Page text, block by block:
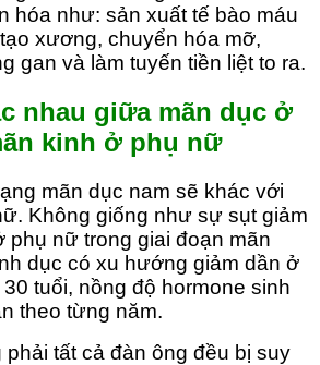
hóa như: sản xuất tế bào máu
xương, chuyển hóa mỡ,
gan và làm tuyến tiền liệt to ra.
nhau giữa mãn dục ở
kinh ở phụ nữ
mãn dục nam sẽ khác với
Không giống như sự sụt giảm
phụ nữ trong giai đoạn mãn
dục có xu hướng giảm dần ở
tuổi, nồng độ hormone sinh
theo từng năm.
phải tất cả đàn ông đều bị suy